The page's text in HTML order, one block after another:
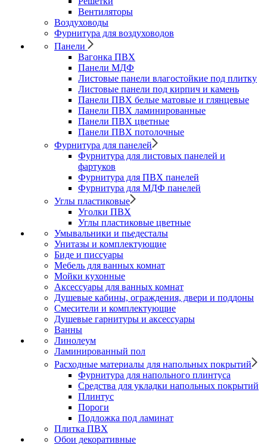
Вентиляторы
Воздуховоды
Фурнитура для воздуховодов
Панели
Вагонка ПВХ
Панели МДФ
Листовые панели влагостойкие под плитку
Листовые панели под кирпич и камень
Панели ПВХ белые матовые и глянцевые
Панели ПВХ ламинированные
Панели ПВХ цветные
Панели ПВХ потолочные
Фурнитура для панелей
Фурнитура для листовых панелей и
фартуков
Фурнитура для ПВХ панелей
Фурнитура для МДФ панелей
Углы пластиковые
Уголки ПВХ
Углы пластиковые цветные
Умывальники и пьедесталы
Унитазы и комплектующие
Биде и писсуары
Мебель для ванных комнат
Мойки кухонные
Аксессуары для ванных комнат
Душевые кабины, ограждения, двери и поддоны
Смесители и комплектующие
Душевые гарнитуры и аксессуары
Ванны
Линолеум
Ламинированный пол
Расходные материалы для напольных покрытий
Фурнитура для напольного плинтуса
Средства для укладки напольных покрытий
Плинтус
Пороги
Подложка под ламинат
Плитка ПВХ
Обои декоративные